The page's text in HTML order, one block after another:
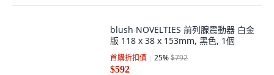
blush NOVELTIES 前列腺震動器 白金
版 118 x 38 x 153mm, 黑色, 1個
首購折扣價 25%$792
$592